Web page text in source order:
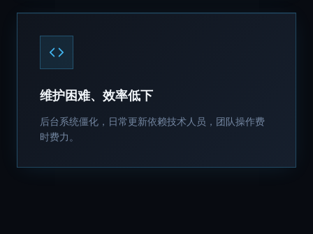
维护困难、效率低下
后台系统僵化，日常更新依赖技术人员，团队操作费
时费力。